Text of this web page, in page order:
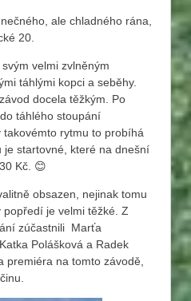
ale chladného rána,
20.
velmi zvlněným
táhlými kopci a seběhy.
docela těžkým. Po
táhlého stoupání
rytmu to probíhá
startovné, které na dnešní
Kč. 😊
obsazen, nejinak tomu
je velmi těžké. Z
zúčastnili Marťa
Polášková a Radek
premiéra na tomto závodě,